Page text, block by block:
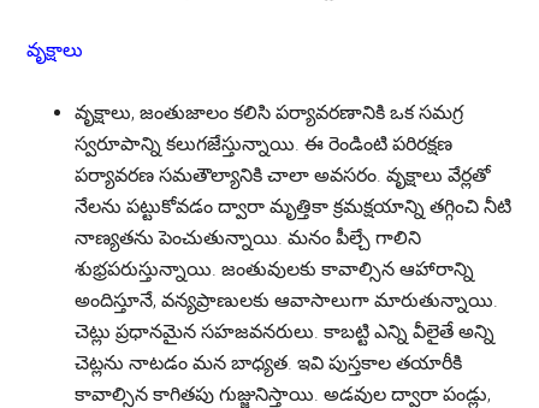
వృక్షాలు
వృక్షాలు, జంతుజాలం కలిసి పర్యావరణానికి ఒక సమగ్ర
స్వరూపాన్ని కలుగజేస్తున్నాయి. ఈ రెండింటి పరిరక్షణ
పర్యావరణ సమతౌల్యానికి చాలా అవసరం. వృక్షాలు వేర్లతో
నేలను పట్టుకోవడం ద్వారా మృత్తికా క్రమక్షయాన్ని తగ్గించి నీటి
నాణ్యతను పెంచుతున్నాయి. మనం పీల్చే గాలిని
శుభ్రపరుస్తున్నాయి. జంతువులకు కావాల్సిన ఆహారాన్ని
అందిస్తూనే, వన్యప్రాణులకు ఆవాసాలుగా మారుతున్నాయి.
చెట్లు ప్రధానమైన సహజవనరులు. కాబట్టి ఎన్ని వీలైతే అన్ని
చెట్లను నాటడం మన బాధ్యత. ఇవి పుస్తకాల తయారీకి
కావాల్సిన కాగితపు గుజ్జునిస్తాయి. అడవుల ద్వారా పండ్లు,